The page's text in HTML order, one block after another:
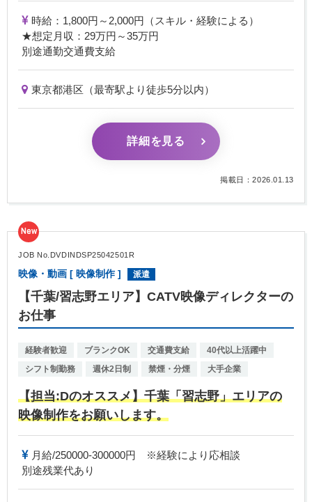
時給：1,800円～2,000円（スキル・経験による）
★想定月収：29万円～35万円
別途通勤交通費支給
東京都港区（最寄駅より徒歩5分以内）
詳細を見る
掲載日：2026.01.13
JOB No.DVDINDSP25042501R
映像・動画 [ 映像制作 ] 派遣
【千葉/習志野エリア】CATV映像ディレクターの
お仕事
経験者歓迎 ブランクOK 交通費支給
40代以上活躍中
シフト制勤務
週休2日制 禁煙・分煙 大手企業
【担当:Dのオススメ】千葉「習志野」エリアの
映像制作をお願いします。
月給/250000-300000円 ※経験により応相談
別途残業代あり
New